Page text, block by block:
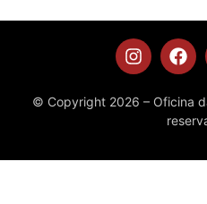
© Copyright 2026 – Oficina